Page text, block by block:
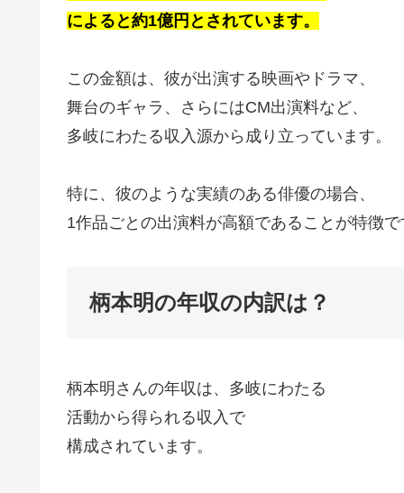
によると約1億円とされています。
この金額は、彼が出演する映画やドラマ、
舞台のギャラ、さらにはCM出演料など、
多岐にわたる収入源から成り立っています。
特に、彼のような実績のある俳優の場合、
1作品ごとの出演料が高額であることが特徴で
柄本明の年収の内訳は？
柄本明さんの年収は、多岐にわたる
活動から得られる収入で
構成されています。